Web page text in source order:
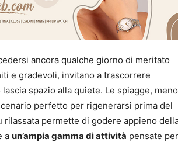
ancora qualche giorno di meritato
e gradevoli, invitano a trascorrere
spazio alla quiete. Le spiagge, meno
perfetto per rigenerarsi prima del
rilassata permette di godere appieno
a un’ampia gamma di attività pensate per